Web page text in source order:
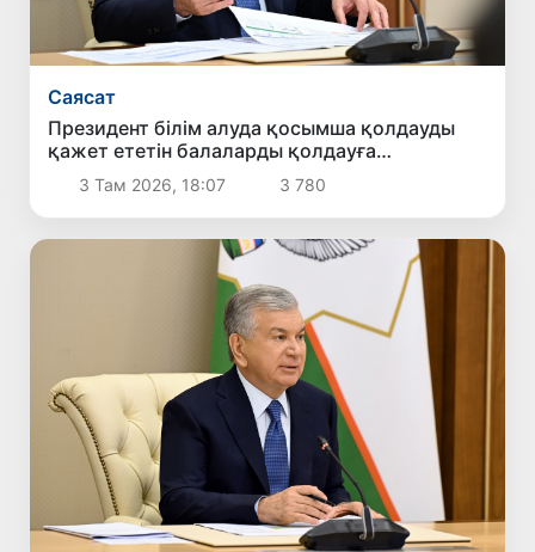
Саясат
Президент білім алуда қосымша қолдауды
қажет ететін балаларды қолдауға
бағытталған ұсыныстармен танысты
3 Там 2026, 18:07 3 780